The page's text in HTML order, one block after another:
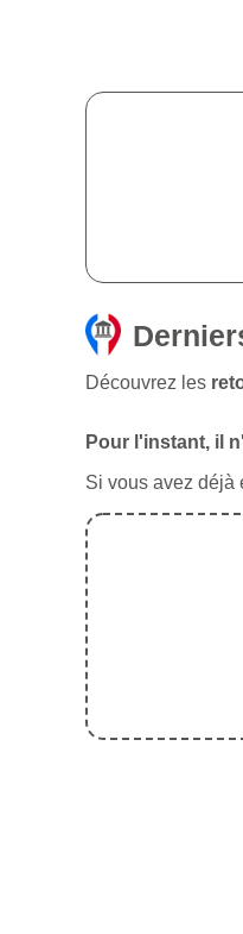
Découvrez les
Pour l'instant, il
Si vous avez déjà